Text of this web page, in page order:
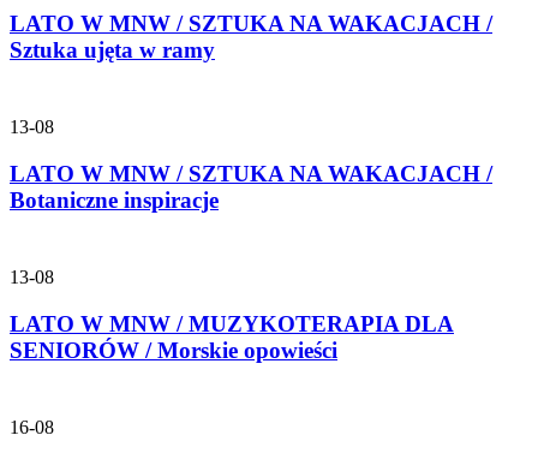
LATO W MNW / SZTUKA NA WAKACJACH /
Sztuka ujęta w ramy
13-08
LATO W MNW / SZTUKA NA WAKACJACH /
Botaniczne inspiracje
13-08
LATO W MNW / MUZYKOTERAPIA DLA
SENIORÓW / Morskie opowieści
16-08